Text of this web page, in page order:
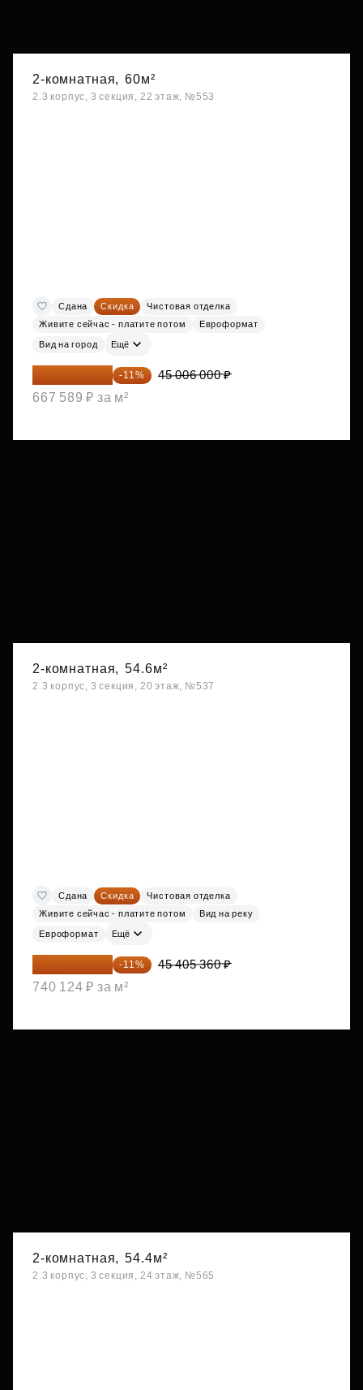
2-комнатная, 60м²
2.3 корпус, 3 секция, 22 этаж, №553
Сдана Скидка
Чистовая отделка
Живите сейчас - платите потом
Евроформат
Вид на город Ещё
40 055 340 ₽ -11%
45 006 000 ₽
667 589 ₽ за м²
2-комнатная, 54.6м²
2.3 корпус, 3 секция, 20 этаж, №537
Сдана Скидка
Чистовая отделка
Живите сейчас - платите потом
Вид на реку
Евроформат Ещё
40 410 770 ₽ -11%
45 405 360 ₽
740 124 ₽ за м²
2-комнатная, 54.4м²
2.3 корпус, 3 секция, 24 этаж, №565